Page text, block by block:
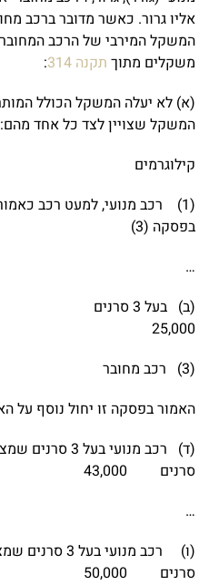
אליו גרור. כאשר מדובר ברכב
המשקל המירבי של הרכב
משקלים מתוך תקנה 314
:
(א) לא יעלה המשקל הכולל
המשקל שצויין לצד כל אחד מהם:
קילוגרמים
בפסקה (3)
…
(ב)
25,000
(3) רכב מחובר
האמור בפסקה זו יחול נוסף על
סרנים 43,000
…
סרנים 50,000